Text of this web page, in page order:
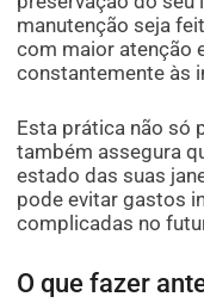
manutenção seja
com maior atenção
constantemente às
Esta prática não só
também assegura
estado das suas
pode evitar gastos
complicadas no
O que fazer